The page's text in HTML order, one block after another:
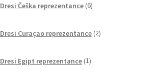
Dresi Češka reprezentance 6izdelkov
Dresi Curaçao reprezentance 2izdelka
Dresi Egipt reprezentance 1izdelek